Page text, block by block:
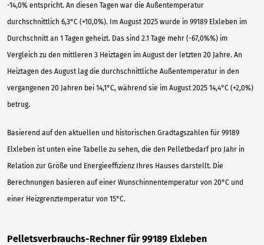
-14,0% entspricht. An diesen Tagen war die Außentemperatur
durchschnittlich 6,3°C (+10,0%). Im August 2025 wurde in 99189 Elxleben im
Durchschnitt an 1 Tagen geheizt. Das sind 2.1 Tage mehr (-67,0%%) im
Vergleich zu den mittleren 3 Heiztagen im August der letzten 20 Jahre. An
Heiztagen des August lag die durchschnittliche Außentemperatur in den
vergangenen 20 Jahren bei 14,1°C, während sie im August 2025 14,4°C (+2,0%)
betrug.
Basierend auf den aktuellen und historischen Gradtagszahlen für 99189
Elxleben ist unten eine Tabelle zu sehen, die den Pelletbedarf pro Jahr in
Relation zur Größe und Energieeffizienz Ihres Hauses darstellt. Die
Berechnungen basieren auf einer Wunschinnentemperatur von 20°C und
einer Heizgrenztemperatur von 15°C.
Pelletsverbrauchs-Rechner für 99189 Elxleben